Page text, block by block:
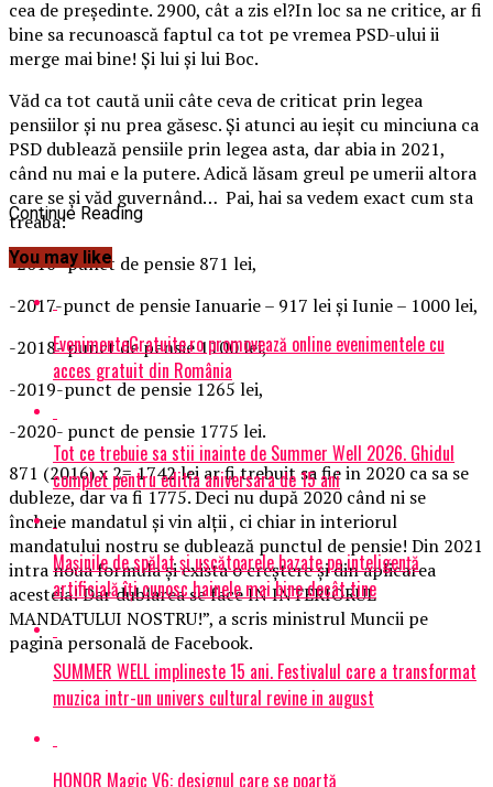
cea de preşedinte. 2900, cât a zis el?In loc sa ne critice, ar fi
bine sa recunoască faptul ca tot pe vremea PSD-ului ii
merge mai bine! Și lui şi lui Boc.
Văd ca tot caută unii câte ceva de criticat prin legea
pensiilor şi nu prea găsesc. Și atunci au ieşit cu minciuna ca
PSD dublează pensiile prin legea asta, dar abia in 2021,
când nu mai e la putere. Adică lăsam greul pe umerii altora
care se şi văd guvernând… Pai, hai sa vedem exact cum sta
treaba:
-2016- punct de pensie 871 lei,
-2017-punct de pensie Ianuarie – 917 lei şi Iunie – 1000 lei,
-2018- punct de pensie 1100 lei,
-2019-punct de pensie 1265 lei,
-2020- punct de pensie 1775 lei.
871 (2016) x 2= 1742 lei ar fi trebuit sa fie in 2020 ca sa se
dubleze, dar va fi 1775. Deci nu după 2020 când ni se
încheie mandatul şi vin alţii , ci chiar in interiorul
mandatului nostru se dublează punctul de pensie! Din 2021
intra noua formula şi exista o creştere şi din aplicarea
acesteia! Dar dublarea se face IN INTERIORUL
MANDATULUI NOSTRU!”, a scris ministrul Muncii pe
pagina personală de Facebook.
Continue Reading
You may like
EvenimenteGratuite.ro promovează online evenimentele cu
acces gratuit din România
Tot ce trebuie sa stii inainte de Summer Well 2026. Ghidul
complet pentru editia aniversara de 15 ani
Mașinile de spălat și uscătoarele bazate pe inteligență
artificială îți cunosc hainele mai bine decât tine
SUMMER WELL implineste 15 ani. Festivalul care a transformat
muzica intr-un univers cultural revine in august
HONOR Magic V6: designul care se poartă